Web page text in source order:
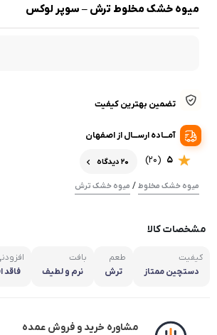
میوه خشک مخلوط ترش – سوپر لوکس
تضمین بهترین کیفیت
آمـــاده ارســـال از اصفهان
5
(20) 20 دیدگاه
میوه خشک مخلوط / میوه خشک ترش
مشخصات کالا
کیفیت
دستچین ممتاز
طعم
ترش
بافت
نرم و لطیف
فاقد
مشاوره خرید و فروش عمده